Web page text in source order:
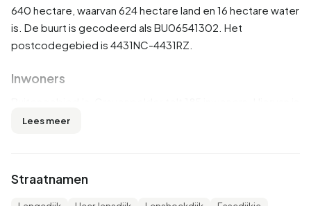
640 hectare, waarvan 624 hectare land en 16 hectare water
is. De buurt is gecodeerd als BU06541302. Het
postcodegebied is 4431NC-4431RZ.
Inwoners
56,8% man en 45,9% vrouw. De meeste inwoners zijn 45
51,4% is ongehuwd, 45,9% is gehuwd en 2,7% is
Lees meer
Straatnamen